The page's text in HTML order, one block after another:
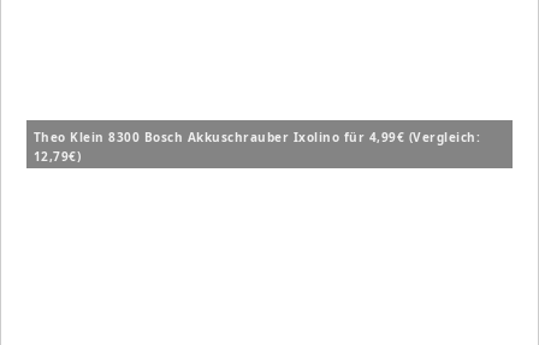
Theo Klein 8300 Bosch Akkuschrauber Ixolino für 4,99€ (Vergleich:
12,79€)